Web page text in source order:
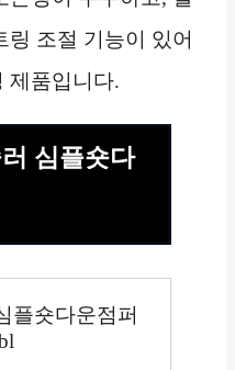
조절 기능이 있어
제품입니다.
심플숏다
플숏다운점퍼